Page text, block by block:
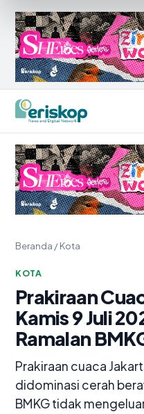
Periskop.id
Beranda /Kota
KOTA
Prakiraan
Kamis 9 Juli
Ramalan
Prakiraan cuaca
didominasi cerah
BMKG tidak